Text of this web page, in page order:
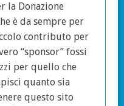
la Donazione
è da sempre per
contributo per
“sponsor” fossi
per quello che
quanto sia
questo sito